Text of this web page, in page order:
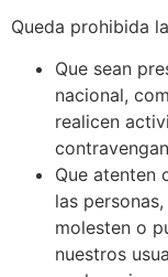
Queda prohibida
Que sean
nacional,
realicen
Que atenten
las
molesten o
nuestros